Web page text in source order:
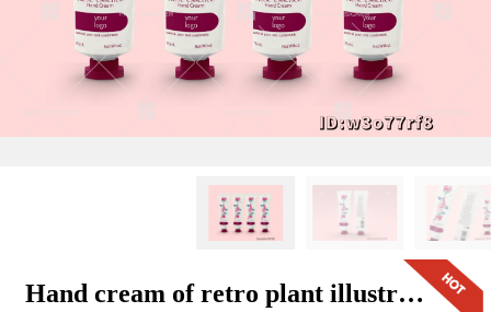
Hand cream of retro plant illustration series：Rose essence